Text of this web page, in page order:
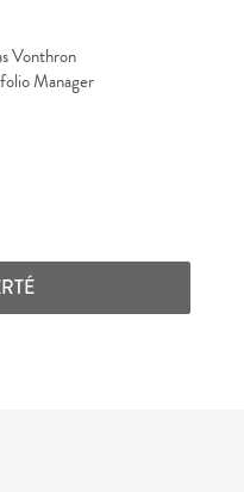
Vonthron
Manager